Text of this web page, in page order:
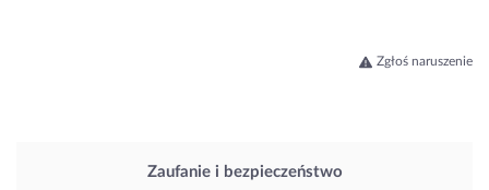
Zaufanie i bezpieczeństwo
Zgłoś naruszenie